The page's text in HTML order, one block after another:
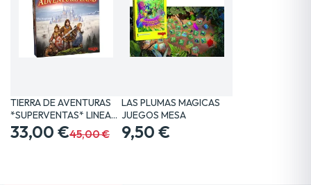
TIERRA DE AVENTURAS
*SUPERVENTAS* LINEA…
33,00 €45,00 €
LAS PLUMAS MAGICAS
JUEGOS MESA
9,50 €